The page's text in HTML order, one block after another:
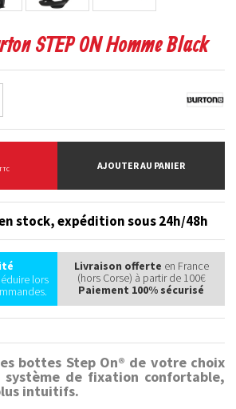
STEP ON Homme Black
AJOUTER AU PANIER
stock,expédition sous 24h/48h
lors
Livraison offerte en France
(hors Corse) à partir de 100€
Paiement 100% sécurisé
bottes Step On® de votre choix
de fixation confortable,
intuitifs.